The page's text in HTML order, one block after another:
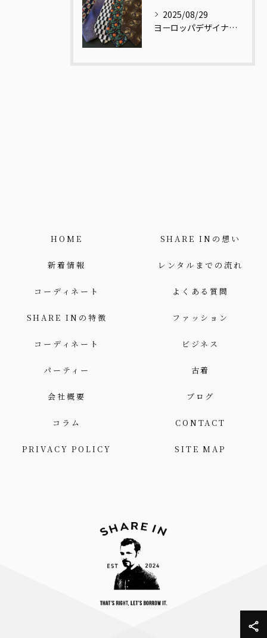
2025/08/29
ヨーロッパデザイナーの視点で再解釈された和柄ネクタイ
HOME SHARE INの想い
新着情報 レンタルまでの流れ
コーディネート よくある質問
SHARE INの特徴 ファッション
コーディネート ビジネス
パーティー 古着
会社概要 ブログ
コラム CONTACT
PRIVACY POLICY SITE MAP